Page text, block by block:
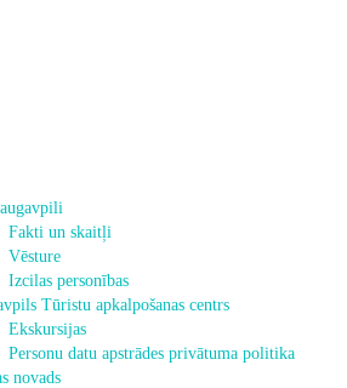
Fakti un skaitļi
Vēsture
Izcilas personības
Tūristu apkalpošanas centrs
Ekskursijas
Personu datu apstrādes privātuma politika
novads